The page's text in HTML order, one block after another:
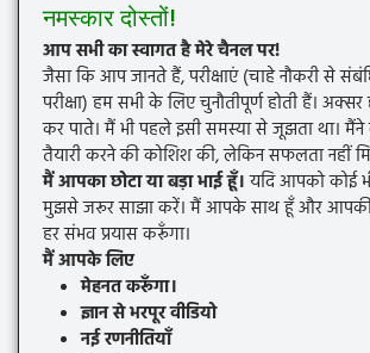
नमस्कार दोस्तों!
आप सभी का स्वागत है मेरे चैनल पर!
जैसा कि आप जानते हैं, परीक्षाएं (चाहे नौकरी से
परीक्षा) हम सभी के लिए चुनौतीपूर्ण होती हैं। अक्सर
कर पाते। मैं भी पहले इसी समस्या से जूझता था।
तैयारी करने की कोशिश की, लेकिन सफलता नहीं
मैं आपका छोटा या बड़ा भाई हूँ।यदि आपको कोई
मुझसे जरूर साझा करें। मैं आपके साथ हूँ और
हर संभव प्रयास करूँगा।
मैं आपके लिए
मेहनत करूँगा।
ज्ञान से भरपूर वीडियो
नई रणनीतियाँ